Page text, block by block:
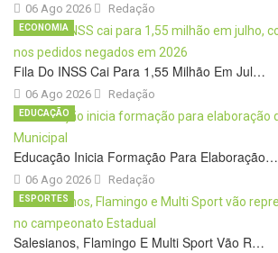
06 Ago 2026 Redação
Fila Do INSS Cai Para 1,55 Milhão Em Jul…
06 Ago 2026
ECONOMIA
Redação
Educação Inicia Formação Para Elaboração…
06 Ago 2026
EDUCAÇÃO
Redação
Salesianos, Flamingo E Multi Sport Vão R…
ESPORTES